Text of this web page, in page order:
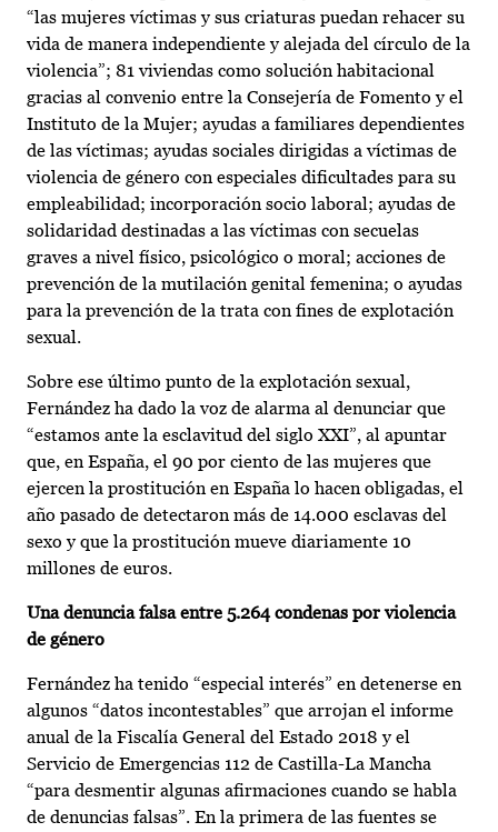
“las mujeres víctimas y sus criaturas puedan rehacer su
vida de manera independiente y alejada del círculo de la
violencia”; 81 viviendas como solución habitacional
gracias al convenio entre la Consejería de Fomento y el
Instituto de la Mujer; ayudas a familiares dependientes
de las víctimas; ayudas sociales dirigidas a víctimas de
violencia de género con especiales dificultades para su
empleabilidad; incorporación socio laboral; ayudas de
solidaridad destinadas a las víctimas con secuelas
graves a nivel físico, psicológico o moral; acciones de
prevención de la mutilación genital femenina; o ayudas
para la prevención de la trata con fines de explotación
sexual.
Sobre ese último punto de la explotación sexual,
Fernández ha dado la voz de alarma al denunciar que
“estamos ante la esclavitud del siglo XXI”, al apuntar
que, en España, el 90 por ciento de las mujeres que
ejercen la prostitución en España lo hacen obligadas, el
año pasado de detectaron más de 14.000 esclavas del
sexo y que la prostitución mueve diariamente 10
millones de euros.
Una denuncia falsa entre 5.264 condenas por violencia
de género
Fernández ha tenido “especial interés” en detenerse en
algunos “datos incontestables” que arrojan el informe
anual de la Fiscalía General del Estado 2018 y el
Servicio de Emergencias 112 de Castilla-La Mancha
“para desmentir algunas afirmaciones cuando se habla
de denuncias falsas”. En la primera de las fuentes se